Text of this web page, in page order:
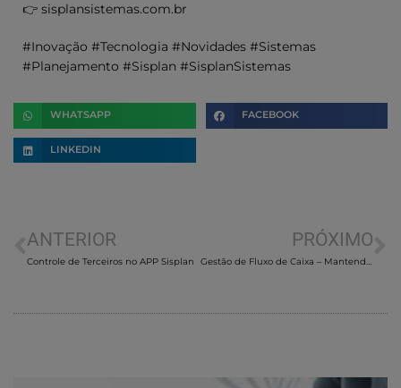
👉 sisplansistemas.com.br
#Inovação #Tecnologia #Novidades #Sistemas
#Planejamento #Sisplan #SisplanSistemas
WHATSAPP FACEBOOK
LINKEDIN
ANTERIOR
Controle de Terceiros no APP Sisplan
PRÓXIMO
Gestão de Fluxo de Caixa – Mantendo seu negócio financeiramente saudável